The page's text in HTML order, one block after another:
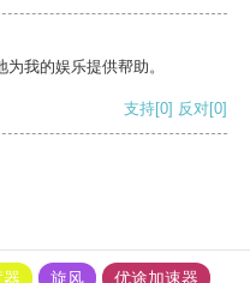
我的娱乐提供帮助。
支持[0] 反对[0]
旋风 优途加速器